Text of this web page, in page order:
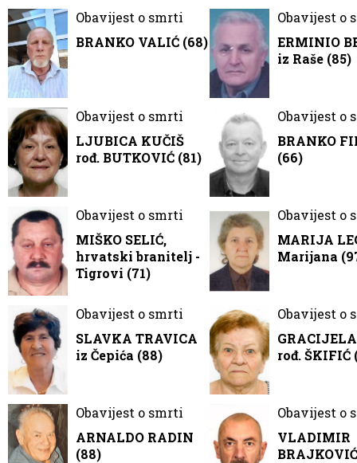
Obavijest o smrti
BRANKO VALIĆ (68)
Obavijest o
ERMINIO
iz Raše (85)
Obavijest o smrti
LJUBICA KUČIŠ
rođ. BUTKOVIĆ (81)
Obavijest o
BRANKO
(66)
Obavijest o smrti
MIŠKO SELIĆ,
hrvatski branitelj -
Tigrovi (71)
Obavijest o
MARIJA
Marijana
Obavijest o smrti
SLAVKA TRAVICA
iz Čepića (88)
Obavijest o
rođ. ŠKIFIĆ
Obavijest o smrti
ARNALDO RADIN
(88)
Obavijest o
VLADIMIR